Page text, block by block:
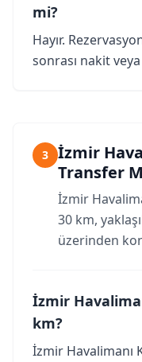
mi?
Hayır.
sonrası nakit veya
3
İzmir
Transfer
İzmir
30 km,
üzerinden
İzmir
km?
İzmir Havalimanı